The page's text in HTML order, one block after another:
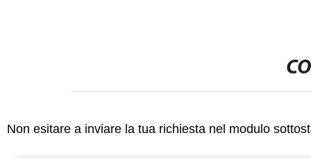
Non esitare a inviare la tua richiesta nel modulo